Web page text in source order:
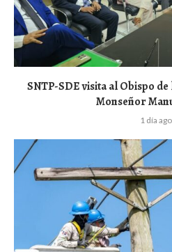
SNTP-SDE visita al Obispo
Monseñor
1 día ago